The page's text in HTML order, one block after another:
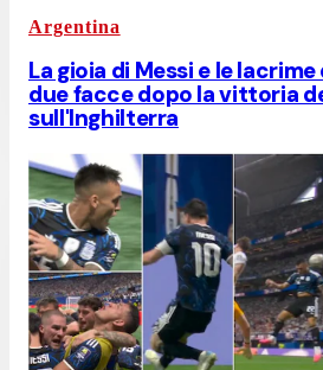
Argentina
La gioia di Messi e le
due facce dopo la vittoria
sull'Inghilterra